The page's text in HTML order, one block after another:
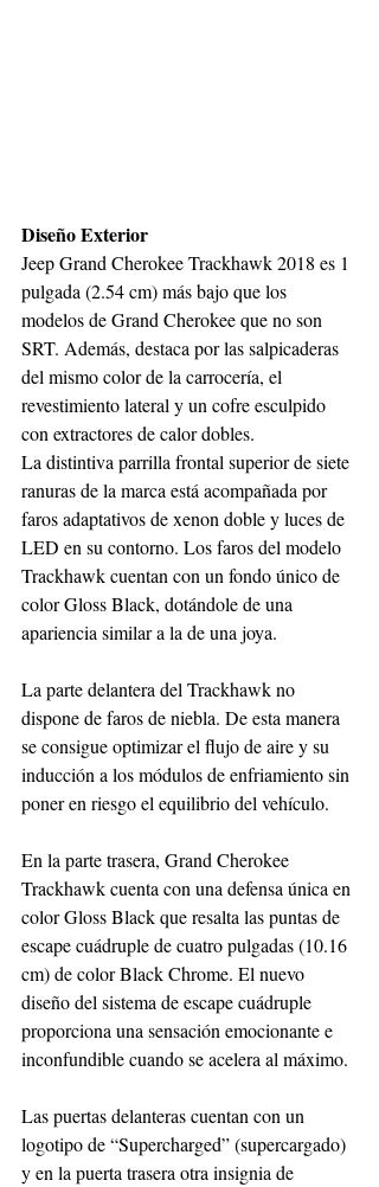
Diseño Exterior
Jeep Grand Cherokee Trackhawk 2018 es 1
pulgada (2.54 cm) más bajo que los
modelos de Grand Cherokee que no son
SRT. Además, destaca por las salpicaderas
del mismo color de la carrocería, el
revestimiento lateral y un cofre esculpido
con extractores de calor dobles.
La distintiva parrilla frontal superior de siete
ranuras de la marca está acompañada por
faros adaptativos de xenon doble y luces de
LED en su contorno. Los faros del modelo
Trackhawk cuentan con un fondo único de
color Gloss Black, dotándole de una
apariencia similar a la de una joya.
La parte delantera del Trackhawk no
dispone de faros de niebla. De esta manera
se consigue optimizar el flujo de aire y su
inducción a los módulos de enfriamiento sin
poner en riesgo el equilibrio del vehículo.
En la parte trasera, Grand Cherokee
Trackhawk cuenta con una defensa única en
color Gloss Black que resalta las puntas de
escape cuádruple de cuatro pulgadas (10.16
cm) de color Black Chrome. El nuevo
diseño del sistema de escape cuádruple
proporciona una sensación emocionante e
inconfundible cuando se acelera al máximo.
Las puertas delanteras cuentan con un
logotipo de “Supercharged” (supercargado)
y en la puerta trasera otra insignia de